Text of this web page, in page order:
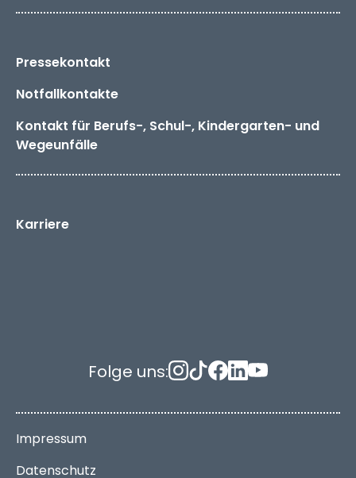
Pressekontakt
Notfallkontakte
Kontakt für Berufs-, Schul-, Kindergarten- und
Wegeunfälle
Karriere
Folge uns:
Impressum
Datenschutz